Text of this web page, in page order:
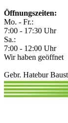
Öffnungszeiten:
Mo. - Fr.:
7:00 - 17:30 Uhr
Sa.:
7:00 - 12:00 Uhr
Wir haben geöffnet
Gebr. Hatebur